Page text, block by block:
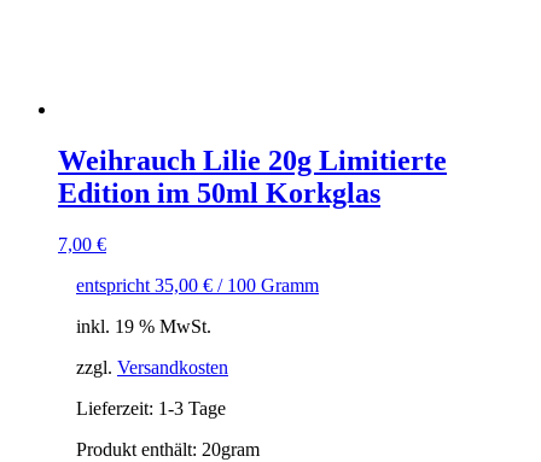
Weihrauch Lilie 20g Limitierte
Edition im 50ml Korkglas
7,00 €
entspricht 35,00 € / 100 Gramm
inkl. 19 % MwSt.
zzgl. Versandkosten
Lieferzeit: 1-3 Tage
Produkt enthält: 20gram